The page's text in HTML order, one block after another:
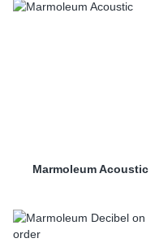
Marmoleum Acoustic